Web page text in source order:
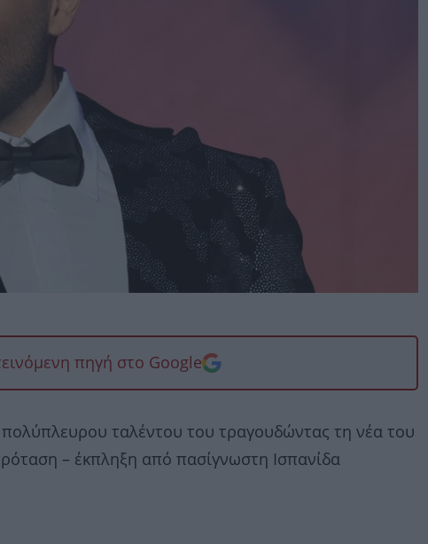
πηγή στο Google
πολύπλευρου ταλέντου του τραγουδώντας τη νέα του
– έκπληξη από πασίγνωστη Ισπανίδα